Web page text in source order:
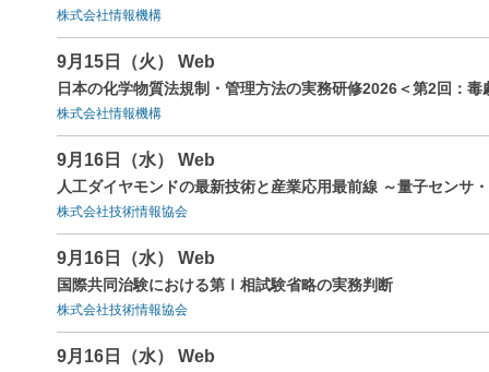
株式会社情報機構
9月15日（火） Web
日本の化学物質法規制・管理方法の実務研修2026＜第2回：
株式会社情報機構
9月16日（水） Web
人工ダイヤモンドの最新技術と産業応用最前線 ～量子センサ
株式会社技術情報協会
9月16日（水） Web
国際共同治験における第Ⅰ相試験省略の実務判断
株式会社技術情報協会
9月16日（水） Web